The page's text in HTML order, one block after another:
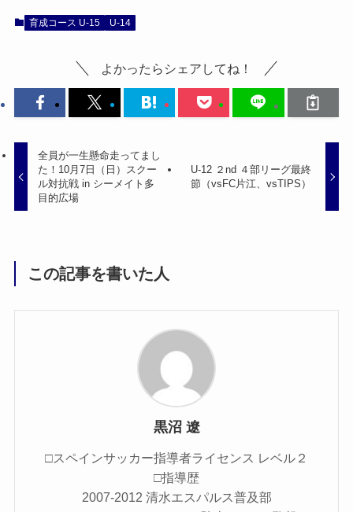
育成コース U-15 U-14
よかったらシェアしてね！
全員が一生懸命走ってまし
た！10月7日（日）スクー
ル対抗戦 in シーメイト多
目的広場
U-12 ２nd ４部リーグ最終
節（vsFC片江、vsTIPS）
この記事を書いた人
黒沼 遼
□スペインサッカー指導者ライセンス レベル２
□指導歴
2007-2012 清水エスパルス普及部